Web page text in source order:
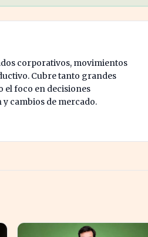
corporativos, movimientos
Cubre tanto grandes
el foco en decisiones
cambios de mercado.